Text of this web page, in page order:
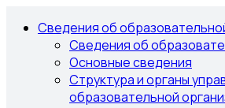
Сведения об
Сведения об
Основные сведения
Структура и органы
образовательной